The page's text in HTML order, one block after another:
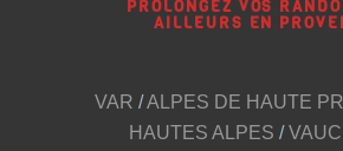
PROLONGEZ VOS
AILLEURS EN
VAR /ALPES DE HAUTE
HAUTES ALPES /